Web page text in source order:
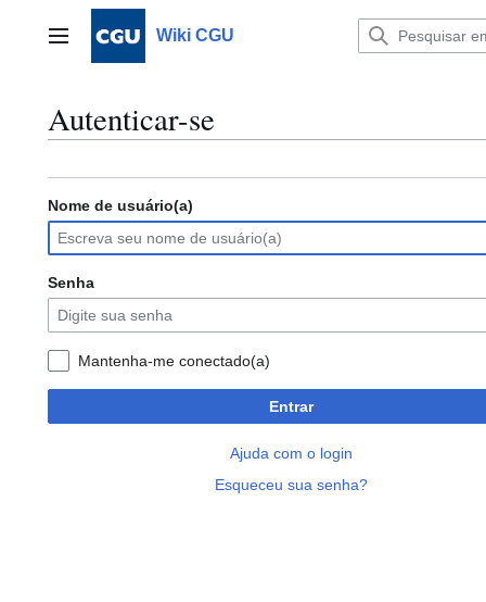
Menu principalWiki CGU
Autenticar-se
Nome de usuário(a)
Senha
Mantenha-me conectado(a)
Entrar
Ajuda com o login
Esqueceu sua senha?